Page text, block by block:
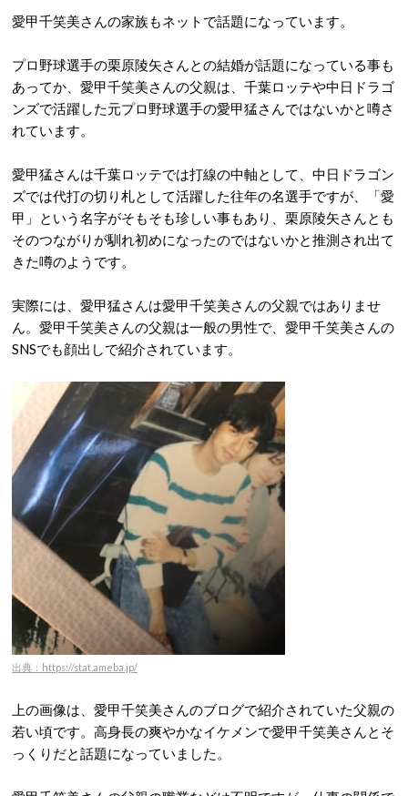
愛甲千笑美さんの家族もネットで話題になっています。
プロ野球選手の栗原陵矢さんとの結婚が話題になっている事も
あってか、愛甲千笑美さんの父親は、千葉ロッテや中日ドラゴ
ンズで活躍した元プロ野球選手の愛甲猛さんではないかと噂さ
れています。
愛甲猛さんは千葉ロッテでは打線の中軸として、中日ドラゴン
ズでは代打の切り札として活躍した往年の名選手ですが、「愛
甲」という名字がそもそも珍しい事もあり、栗原陵矢さんとも
そのつながりが馴れ初めになったのではないかと推測され出て
きた噂のようです。
実際には、愛甲猛さんは愛甲千笑美さんの父親ではありませ
ん。愛甲千笑美さんの父親は一般の男性で、愛甲千笑美さんの
SNSでも顔出しで紹介されています。
出典：https://stat.ameba.jp/
上の画像は、愛甲千笑美さんのブログで紹介されていた父親の
若い頃です。高身長の爽やかなイケメンで愛甲千笑美さんとそ
っくりだと話題になっていました。